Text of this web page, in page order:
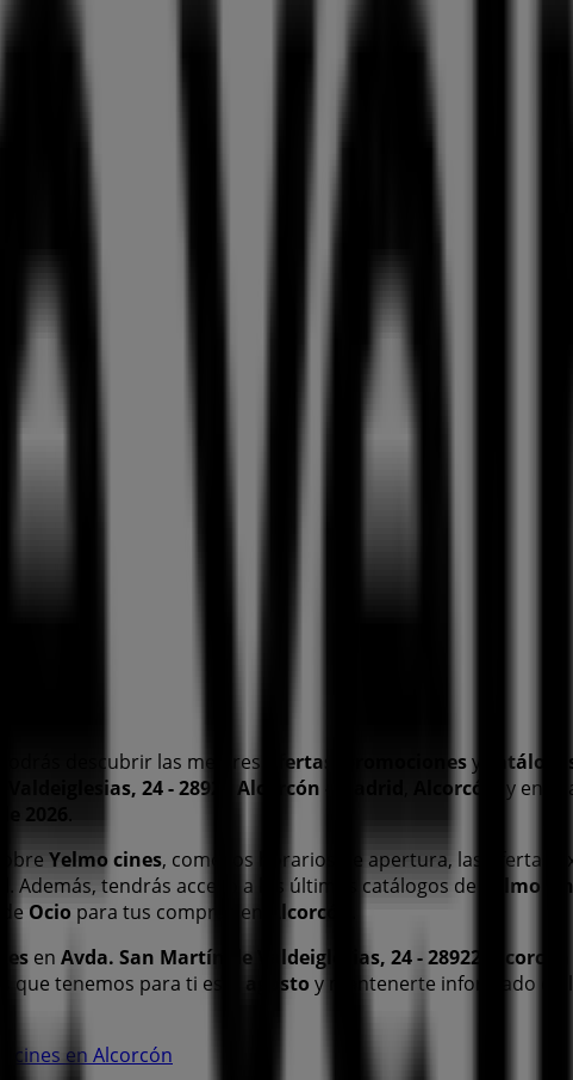
descubrir las mejores ofertas promocionesy
24 - 28922 Alcorcón - Madrid
Alcorcón
, y en
2026
Yelmo cines, como los horarios de apertura, las ofertas
. Además, tendrás acceso a los últimos catálogos de Yelmo
Ocio para tus compras en Alcorcón
en Avda. San Martín de Valdeiglesias, 24 - 28922 Alcorcón
que tenemos para ti este agosto y mantenerte informado de
cines en Alcorcón